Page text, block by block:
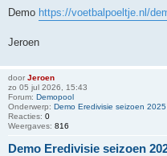
Demo https://voetbalpoeltje.nl/
Jeroen
door Jeroen
zo 05 jul 2026, 15:43
Forum: Demopool
Onderwerp: Demo Eredivisie seizoen
Reacties: 0
Weergaves: 816
Demo Eredivisie seizoen